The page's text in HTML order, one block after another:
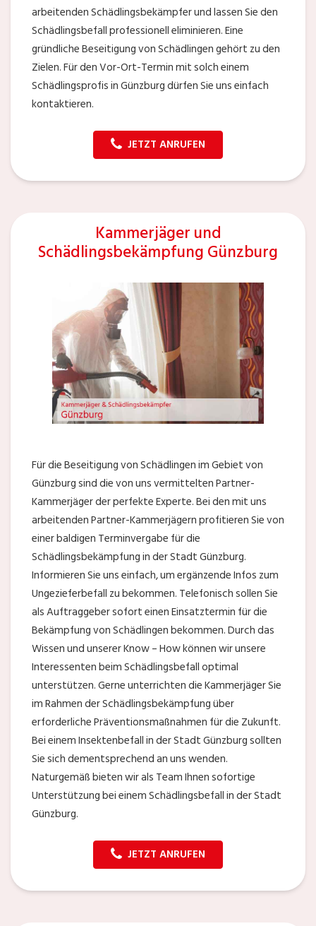
arbeitenden Schädlingsbekämpfer und lassen Sie den
Schädlingsbefall professionell eliminieren. Eine
gründliche Beseitigung von Schädlingen gehört zu den
Zielen. Für den Vor-Ort-Termin mit solch einem
Schädlingsprofis in Günzburg dürfen Sie uns einfach
kontaktieren.
JETZT ANRUFEN
Kammerjäger und
Schädlingsbekämpfung Günzburg
Für die Beseitigung von Schädlingen im Gebiet von
Günzburg sind die von uns vermittelten Partner-
Kammerjäger der perfekte Experte. Bei den mit uns
arbeitenden Partner-Kammerjägern profitieren Sie von
einer baldigen Terminvergabe für die
Schädlingsbekämpfung in der Stadt Günzburg.
Informieren Sie uns einfach, um ergänzende Infos zum
Ungezieferbefall zu bekommen. Telefonisch sollen Sie
als Auftraggeber sofort einen Einsatztermin für die
Bekämpfung von Schädlingen bekommen. Durch das
Wissen und unserer Know – How können wir unsere
Interessenten beim Schädlingsbefall optimal
unterstützen. Gerne unterrichten die Kammerjäger Sie
im Rahmen der Schädlingsbekämpfung über
erforderliche Präventionsmaßnahmen für die Zukunft.
Bei einem Insektenbefall in der Stadt Günzburg sollten
Sie sich dementsprechend an uns wenden.
Naturgemäß bieten wir als Team Ihnen sofortige
Unterstützung bei einem Schädlingsbefall in der Stadt
Günzburg.
JETZT ANRUFEN